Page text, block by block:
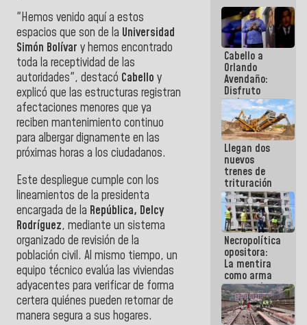
"Hemos venido aquí a estos
espacios que son de la Universidad
Simón Bolívar y hemos encontrado
toda la receptividad de las
autoridades", destacó Cabello y
explicó que las estructuras registran
afectaciones menores que ya
reciben mantenimiento continuo
para albergar dignamente en las
próximas horas a los ciudadanos.
Este despliegue cumple con los
lineamientos de la presidenta
encargada de la República, Delcy
Rodríguez, mediante un sistema
organizado de revisión de la
población civil. Al mismo tiempo, un
equipo técnico evalúa las viviendas
adyacentes para verificar de forma
certera quiénes pueden retornar de
manera segura a sus hogares.
Cabello a
Orlando
Avendaño:
Disfruto
cada vez
que escribes
porque lo
que haces
es
embarrarla
Llegan dos
nuevos
trenes de
trituración
para
optimizar
manejo de
escombros
en La Guaira
Necropolítica
opositora:
La mentira
como arma
contra el
Pueblo